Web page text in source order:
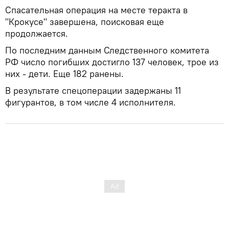
Спасательная операция на месте теракта в
"Крокусе" завершена, поисковая еще
продолжается.
По последним данным Следственного комитета
РФ число погибших достигло 137 человек, трое из
них - дети. Еще 182 ранены.
В результате спецоперации задержаны 11
фигурантов, в том числе 4 исполнителя.